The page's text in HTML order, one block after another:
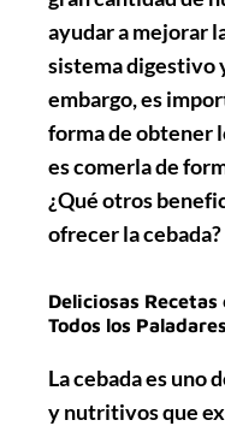
ayudar a mejorar
sistema digestivo
embargo, es
forma de obtener
es comerla de
¿Qué otros
ofrecer la cebada?
Deliciosas
Todos los Paladares
La cebada es uno
y nutritivos que